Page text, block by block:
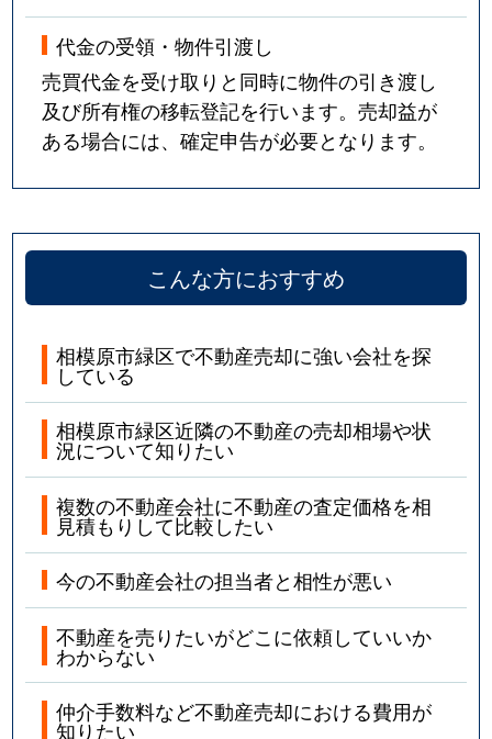
代金の受領・物件引渡し
売買代金を受け取りと同時に物件の引き渡し
及び所有権の移転登記を行います。売却益が
ある場合には、確定申告が必要となります。
こんな方におすすめ
相模原市緑区で不動産売却に強い会社を探
している
相模原市緑区近隣の不動産の売却相場や状
況について知りたい
複数の不動産会社に不動産の査定価格を相
見積もりして比較したい
今の不動産会社の担当者と相性が悪い
不動産を売りたいがどこに依頼していいか
わからない
仲介手数料など不動産売却における費用が
知りたい